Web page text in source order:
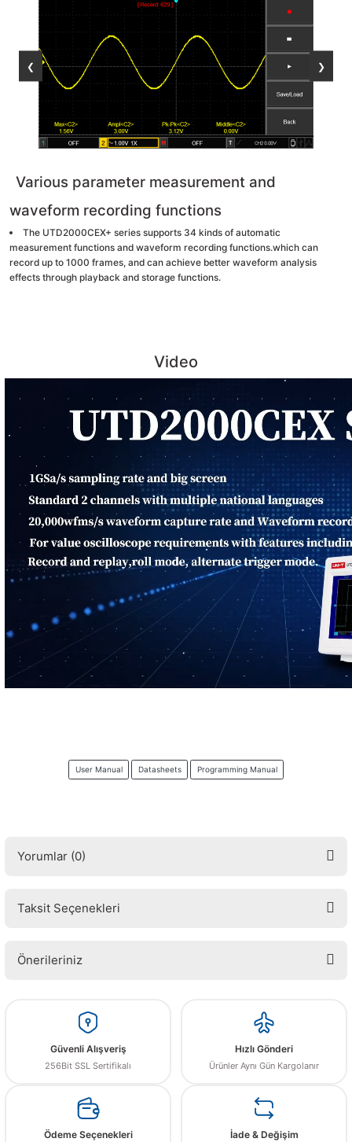
❮ ❯
Various parameter measurement and
waveform recording functions
The UTD2000CEX+ series supports 34 kinds of automatic
measurement functions and waveform recording functions.which can
record up to 1000 frames, and can achieve better waveform analysis
effects through playback and storage functions.
Video
User Manual Datasheets Programming Manual
Yorumlar (0)
Bu ürüne ilk yorumu siz yapın! LÜTFEN Sorularınızı bu alana yazmayınız.
Taksit Seçenekleri
Önerileriniz
yetersiz gördüğünüz noktaları öneri formunu kullanarak tarafımıza
Ürün açıklamasında eksik bilgiler bulunuyor.
Ürün bilgilerinde hatalar bulunuyor.
Güvenli Alışveriş
256Bit SSL Sertifikalı
Hızlı Gönderi
Ürünler Aynı Gün Kargolanır
Ödeme Seçenekleri İade & Değişim